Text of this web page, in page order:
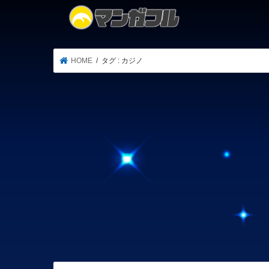
HOME タグ : カジノ